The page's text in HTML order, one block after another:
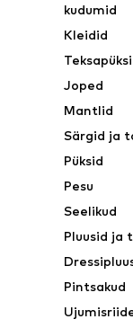
kudumid
Kleidid
Joped
Mantlid
Särgid ja
Püksid
Pesu
Seelikud
Pluusid ja
Pintsakud